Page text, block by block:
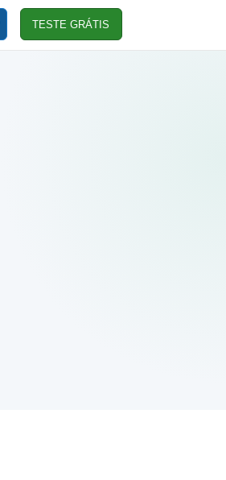
TESTE GRÁTIS